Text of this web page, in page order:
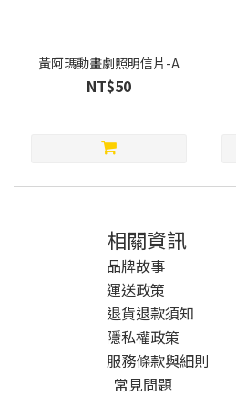
黃阿瑪動畫劇照明信片-A
NT$50
相關資訊
品牌故事
運送政策
退貨退款須知
隱私權政策
服務條款與細則
常見問題